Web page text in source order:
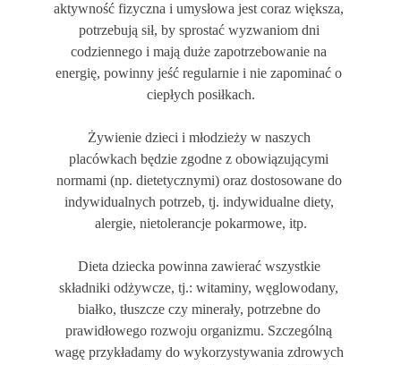
aktywność fizyczna i umysłowa jest coraz większa,
potrzebują sił, by sprostać wyzwaniom dni
codziennego i mają duże zapotrzebowanie na
energię, powinny jeść regularnie i nie zapominać o
ciepłych posiłkach.
Żywienie dzieci i młodzieży w naszych
placówkach będzie zgodne z obowiązującymi
normami (np. dietetycznymi) oraz dostosowane do
indywidualnych potrzeb, tj. indywidualne diety,
alergie, nietolerancje pokarmowe, itp.
Dieta dziecka powinna zawierać wszystkie
składniki odżywcze, tj.: witaminy, węglowodany,
białko, tłuszcze czy minerały, potrzebne do
prawidłowego rozwoju organizmu. Szczególną
wagę przykładamy do wykorzystywania zdrowych